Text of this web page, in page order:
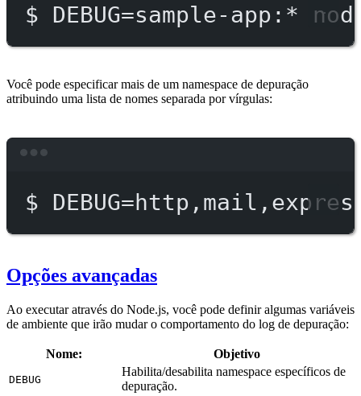
$ DEBUG=sample-app: *
Você pode especificar mais de um namespace de depuração
atribuindo uma lista de nomes separada por vírgulas:
$
Opções avançadas
Ao executar através do Node.js, você pode definir algumas variáveis
de ambiente que irão mudar o comportamento do log de depuração:
Nome: Objetivo
DEBUG
Habilita/desabilita namespace específicos de
depuração.